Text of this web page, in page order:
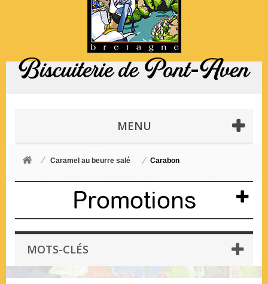
MENU
Caramel au beurre salé Carabon
Promotions
MOTS-CLÉS